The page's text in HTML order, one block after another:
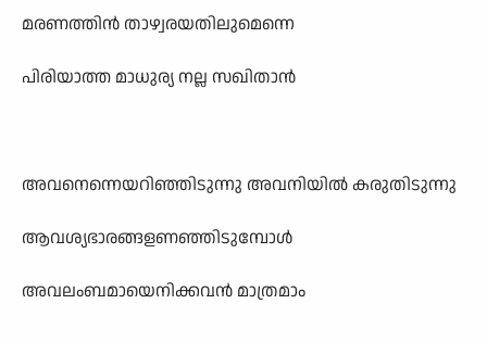
മരണത്തിൻ താഴ്വരയതിലുമെന്നെ
പിരിയാത്ത മാധുര്യ നല്ല സഖിതാൻ
അവനെന്നെയറിഞ്ഞിടുന്നു അവനിയിൽ കരുതിടുന്നു
ആവശ്യഭാരങ്ങളണഞ്ഞിടുമ്പോൾ
അവലംബമായെനിക്കവൻ മാത്രമാം